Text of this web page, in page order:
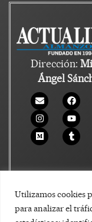
Utilizamos cookies
para analizar el
Dirección:
Ángel